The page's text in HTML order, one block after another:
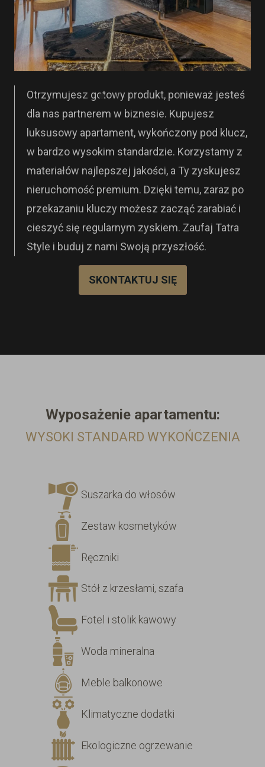
Otrzymujesz gotowy produkt, ponieważ jesteś
dla nas partnerem w biznesie. Kupujesz
luksusowy apartament, wykończony pod klucz,
w bardzo wysokim standardzie. Korzystamy z
materiałów najlepszej jakości, a Ty zyskujesz
nieruchomość premium. Dzięki temu, zaraz po
przekazaniu kluczy możesz zacząć zarabiać i
cieszyć się regularnym zyskiem. Zaufaj Tatra
Style i buduj z nami Swoją przyszłość.
SKONTAKTUJ SIĘ
Wyposażenie apartamentu:
WYSOKI STANDARD WYKOŃCZENIA
Suszarka do włosów
Zestaw kosmetyków
Ręczniki
Stół z krzesłami, szafa
Fotel i stolik kawowy
Woda mineralna
Meble balkonowe
Klimatyczne dodatki
Ekologiczne ogrzewanie